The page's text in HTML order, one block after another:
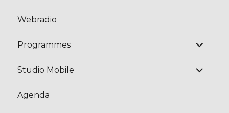
Webradio
Programmes
ouvrir
menu
Studio Mobile
ouvrir
Agenda